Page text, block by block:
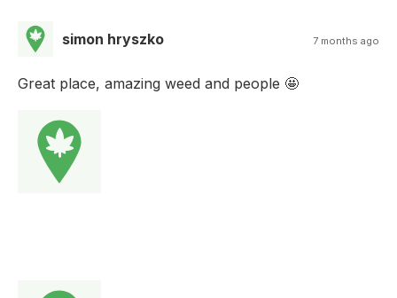
simon hryszko 7 months ago
Great place, amazing weed and people 🤩